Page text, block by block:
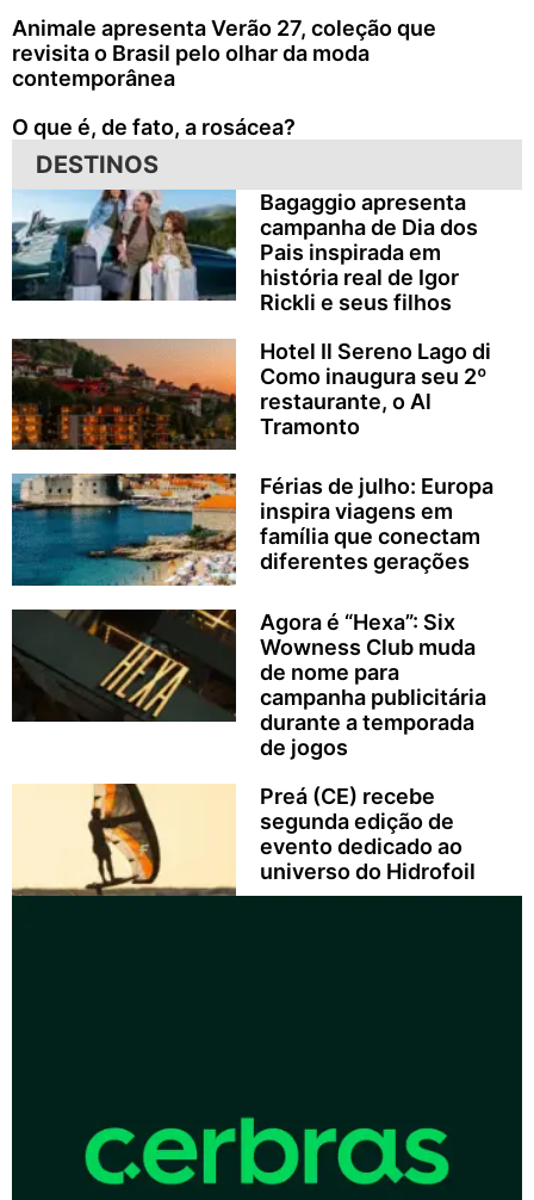
Animale apresenta Verão 27, coleção que
revisita o Brasil pelo olhar da moda
contemporânea
O que é, de fato, a rosácea?
DESTINOS
Bagaggio apresenta
campanha de Dia dos
Pais inspirada em
história real de Igor
Rickli e seus filhos
Hotel Il Sereno Lago di
Como inaugura seu 2º
restaurante, o Al
Tramonto
Férias de julho: Europa
inspira viagens em
família que conectam
diferentes gerações
Agora é “Hexa”: Six
Wowness Club muda
de nome para
campanha publicitária
durante a temporada
de jogos
Preá (CE) recebe
segunda edição de
evento dedicado ao
universo do Hidrofoil